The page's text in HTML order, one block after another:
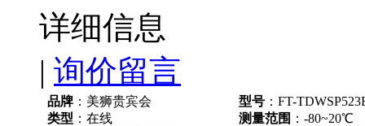
详细信息
| 询价留言
品牌 ：美狮贵宾会 型号 ：FT-
类型 ：在线 测量范围 ：-80~20℃